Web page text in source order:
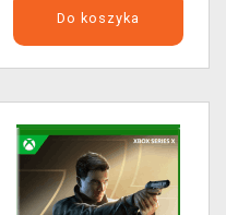
Do koszyka